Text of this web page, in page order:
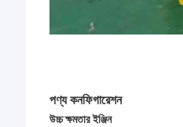
পণ্য কনফিগারেশন
উচ্চ ক্ষমতার ইঞ্জিন